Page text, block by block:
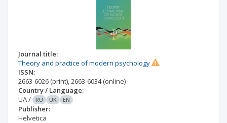
Journal title:
Theory and practice of modern psychology
ISSN:
2663-6026 (print),2663-6034(online)
Country / Language:
UA/ RU UK EN
Publisher:
Helvetica